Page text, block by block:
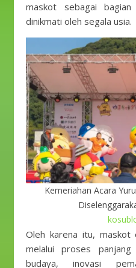
maskot sebagai
dinikmati oleh segala usia.
Kemeriahan Acara
Oleh karena itu, maskot
melalui proses
budaya, inovasi